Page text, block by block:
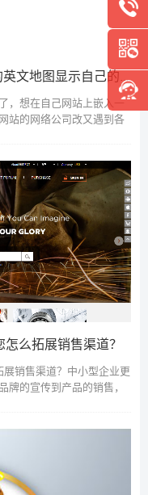
外贸网站客户如何自己调用谷歌的英文地图显示自己的公司所在位置？
，想在自己网站上嵌入一
站的网络公司改又遇到各
么拓展销售渠道？
销售渠道？中小型企业更
牌的宣传到产品的销售，